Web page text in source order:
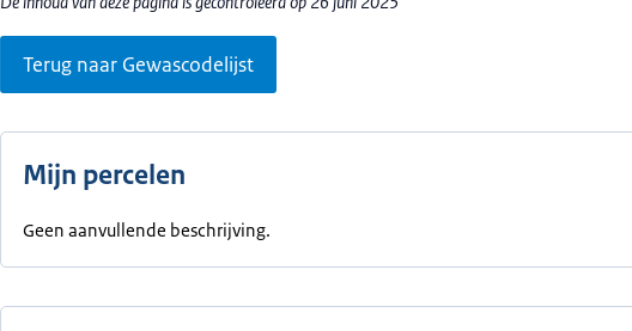
Terug naar Gewascodelijst
Mijn percelen
Geen aanvullende beschrijving.